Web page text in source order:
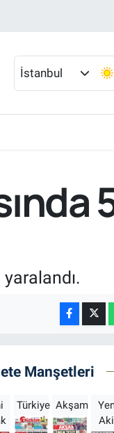
İstanbul
Manşetleri
Türkiye Akşam